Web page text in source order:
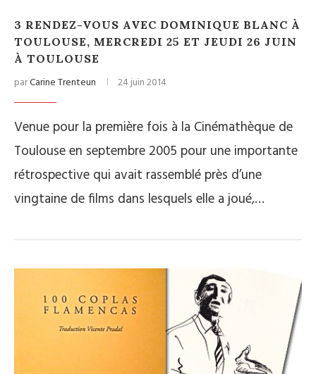
3 RENDEZ-VOUS AVEC DOMINIQUE BLANC À
TOULOUSE, MERCREDI 25 ET JEUDI 26 JUIN
À TOULOUSE
parCarine Trenteun 24 juin 2014
Venue pour la première fois à la Cinémathèque de
Toulouse en septembre 2005 pour une importante
rétrospective qui avait rassemblé près d’une
vingtaine de films dans lesquels elle a joué,…